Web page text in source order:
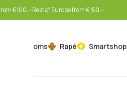
€100,-- Rest of Europe from €150,--
Mushrooms Rapé Smartshop